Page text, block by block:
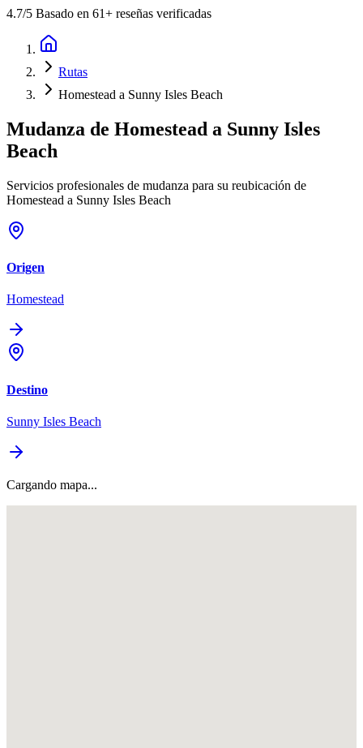
4.7/5 Basado en 61+ reseñas verificadas
Rutas
Homestead a Sunny Isles Beach
Mudanza de Homestead a Sunny Isles
Beach
Servicios profesionales de mudanza para su reubicación de
Homestead a Sunny Isles Beach
Origen
Homestead
Destino
Sunny Isles Beach
Cargando mapa...